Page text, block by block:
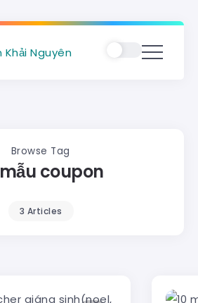
Browse Tag
mẫu coupon
3 Articles